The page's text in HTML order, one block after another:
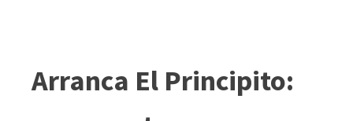
Arranca El Principito: